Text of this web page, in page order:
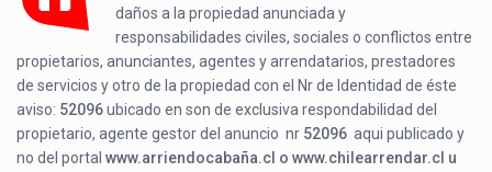
daños a la propiedad anunciada y
responsabilidades civiles, sociales o conflictos entre
propietarios, anunciantes, agentes y arrendatarios, prestadores
de servicios y otro de la propiedad con el Nr de Identidad de éste
aviso: 52096ubicado enson de exclusiva respondabilidad del
propietario, agente gestor del anuncio nr 52096 aqui publicado y
no del portalwww.arriendocabaña.cl o www.chilearrendar.cl u